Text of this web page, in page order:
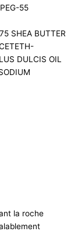
55
SHEA BUTTER
DULCIS OIL
la roche